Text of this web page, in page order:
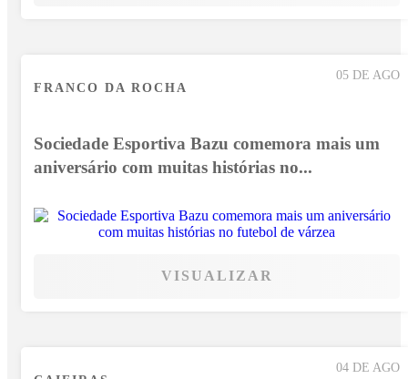
05 DE AGO
FRANCO DA ROCHA
Sociedade Esportiva Bazu comemora mais um
aniversário com muitas histórias no...
VISUALIZAR
04 DE AGO